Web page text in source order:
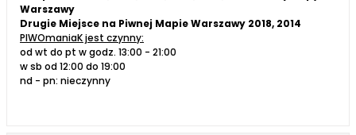
Warszawy
Drugie Miejsce na Piwnej Mapie Warszawy 2018, 2014
PIWOmaniaK jest czynny:
od wt do pt w godz. 13:00 - 21:00
w sb od 12:00 do 19:00
nd - pn: nieczynny